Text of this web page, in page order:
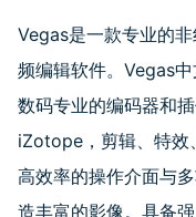
Vegas是一款专业的
频编辑软件。Vegas
数码专业的编码器和
iZotope，剪辑、特效
高效率的操作介面与
造丰富的影像。具备